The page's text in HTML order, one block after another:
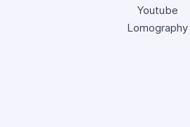
Youtube
Lomography